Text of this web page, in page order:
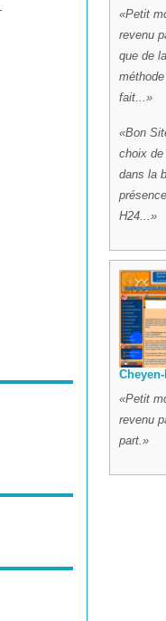
Petit
revenu
que de
fait...
Bon
choix de
dans la
H24...
Petit
revenu
part.